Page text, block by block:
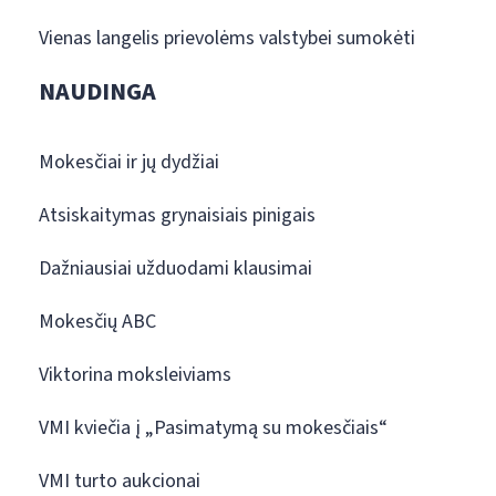
Vienas langelis prievolėms valstybei sumokėti
NAUDINGA
Mokesčiai ir jų dydžiai
Atsiskaitymas grynaisiais pinigais
Dažniausiai užduodami klausimai
Mokesčių ABC
Viktorina moksleiviams
VMI kviečia į „Pasimatymą su mokesčiais“
VMI turto aukcionai